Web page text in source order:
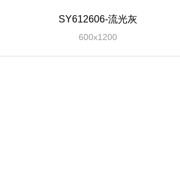
SY612606-流光灰
600x1200